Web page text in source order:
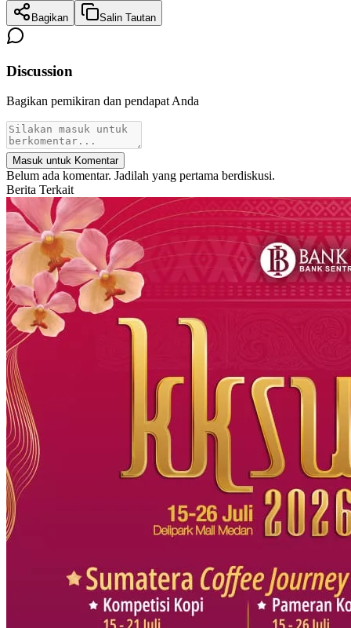
Bagikan Salin Tautan
Discussion
Bagikan pemikiran dan pendapat Anda
Masuk untuk Komentar
Belum ada komentar. Jadilah yang pertama berdiskusi.
Berita Terkait